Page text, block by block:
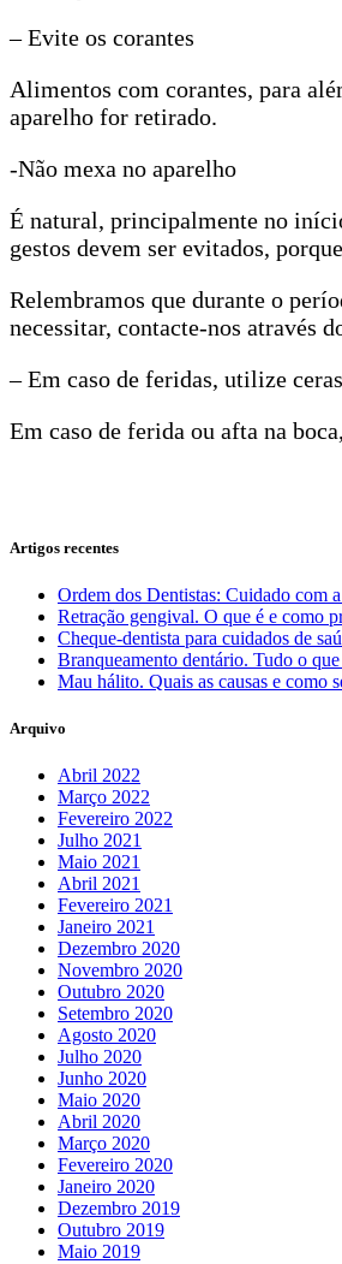
– Evite os corantes
Alimentos com corantes, para
aparelho for retirado.
-Não mexa no aparelho
É natural, principalmente no
gestos devem ser evitados,
Relembramos que durante o
necessitar, contacte-nos através
– Em caso de feridas, utilize
Em caso de ferida ou afta na
Artigos recentes
Ordem dos Dentistas: Cuidado com
Retração gengival. O que é e como
Cheque-dentista para cuidados de
Branqueamento dentário. Tudo o
Mau hálito. Quais as causas e como
Arquivo
Abril 2022
Março 2022
Fevereiro 2022
Julho 2021
Maio 2021
Abril 2021
Fevereiro 2021
Janeiro 2021
Dezembro 2020
Novembro 2020
Outubro 2020
Setembro 2020
Agosto 2020
Julho 2020
Junho 2020
Maio 2020
Abril 2020
Março 2020
Fevereiro 2020
Janeiro 2020
Dezembro 2019
Outubro 2019
Maio 2019